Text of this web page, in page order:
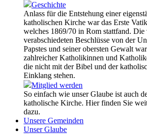
Geschichte
Anlass für die Entstehung einer
katholischen Kirche war das Erste
welches 1869/70 in Rom stattfand.
verabschiedeten Beschlüsse von der
Papstes und seiner obersten Gewalt
zahlreicher Katholikinnen und
die nicht mit der Bibel und der
Einklang stehen.
Mitglied werden
So einfach wie unser Glaube ist auch
katholische Kirche. Hier finden Sie
dazu.
Unsere Gemeinden
Unser Glaube